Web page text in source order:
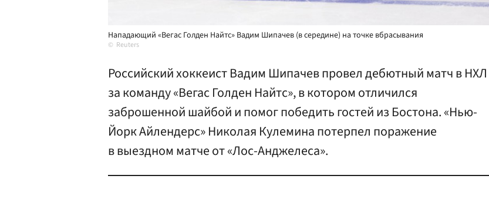
Нападающий «Вегас Голден Найтс» Вадим Шипачев (в середине) на точке вбрасывания
Reuters
Российский хоккеист Вадим Шипачев провел дебютный матч в НХЛ
за команду «Вегас Голден Найтс», в котором отличился
заброшенной шайбой и помог победить гостей из Бостона. «Нью-
Йорк Айлендерс» Николая Кулемина потерпел поражение
в выездном матче от «Лос-Анджелеса».